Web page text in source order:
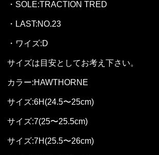
・SOLE:TRACTION TRED
・LAST:NO.23
・ワイズ:D
サイズは目安としてお考え下さい。
カラー:HAWTHORNE
サイズ:6H(24.5〜25cm)
サイズ:7(25〜25.5cm)
サイズ:7H(25.5〜26cm)